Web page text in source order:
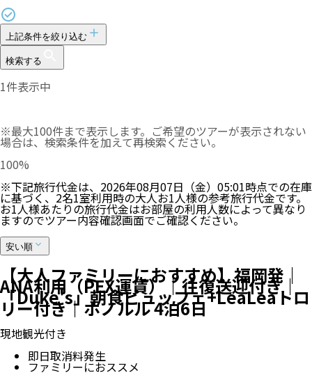
上記条件を絞り込む
検索する
1件表示中
※最大100件まで表示します。ご希望のツアーが表示されない
場合は、検索条件を加えて再検索ください。
100%
※下記旅行代金は、 2026年08月07日（金）05:01時点での在庫
に基づく、2名1室利用時の大人お1人様の参考旅行代金です。
お1人様あたりの旅行代金はお部屋の利用人数によって異なり
ますのでツアー内容確認画面でご確認ください。
安い順
【大人ファミリーにおすすめ】福岡発｜
ANA利用（PEX運賃）｜往復送迎付き｜
「Duke's」朝食ビュッフェ+LeaLeaトロ
リー付き｜ホノルル 4泊6日
現地観光付き
即日取消料発生
ファミリーにおススメ